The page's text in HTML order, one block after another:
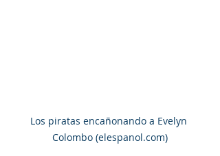
Los piratas encañonando a Evelyn
Colombo (elespanol.com)